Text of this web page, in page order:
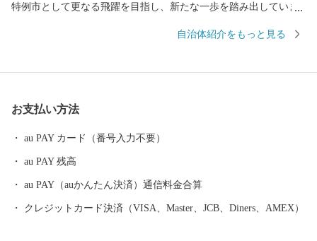
特例市として更なる飛躍を目指し、新たな一歩を踏み出していま
自治体紹介をもっと見る
お支払い方法
au PAY カード（番号入力不要）
au PAY 残高
au PAY（auかんたん決済）通信料金合算
クレジットカード決済（VISA、Master、JCB、Diners、AMEX）